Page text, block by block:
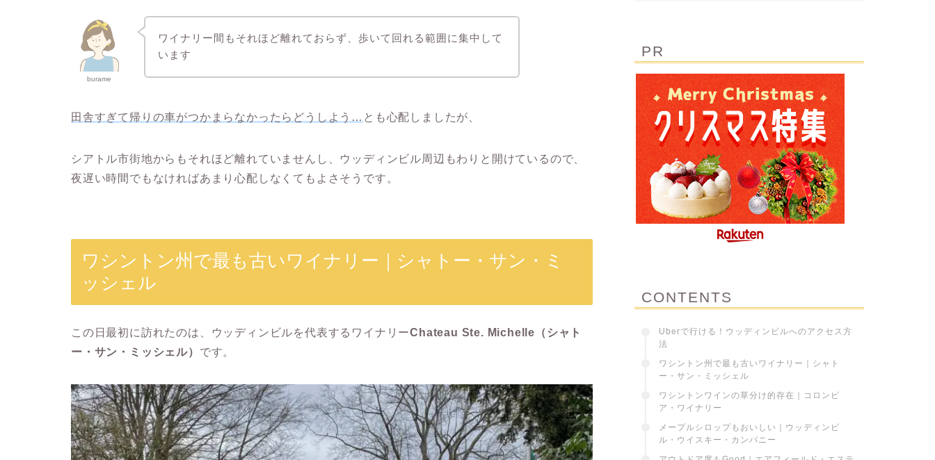
burame
ワイナリー間もそれほど離れておらず、歩いて回れる範囲に集中して
います
田舎すぎて帰りの車がつかまらなかったらどうしよう… とも心配しましたが、
シアトル市街地からもそれほど離れていませんし、ウッディンビル周辺もわりと開けているので、
夜遅い時間でもなければあまり心配しなくてもよさそうです。
ワシントン州で最も古いワイナリー｜シャトー・サン・ミ
ッシェル
この日最初に訪れたのは、ウッディンビルを代表するワイナリーChateau Ste. Michelle（シャト
ー・サン・ミッシェル） です。
PR
CONTENTS
Uberで行ける！ウッディンビルへのアクセス方
法
ワシントン州で最も古いワイナリー｜シャト
ー・サン・ミッシェル
ワシントンワインの草分け的存在｜コロンビ
ア・ワイナリー
メープルシロップもおいしい｜ウッディンビ
ル・ウイスキー・カンパニー